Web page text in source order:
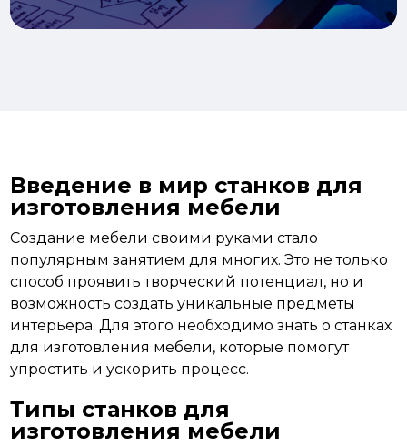
Введение в мир станков для
изготовления мебели
Создание мебели своими руками стало
популярным занятием для многих. Это не только
способ проявить творческий потенциал, но и
возможность создать уникальные предметы
интерьера. Для этого необходимо знать о станках
для изготовления мебели, которые помогут
упростить и ускорить процесс.
Типы станков для
изготовления мебели